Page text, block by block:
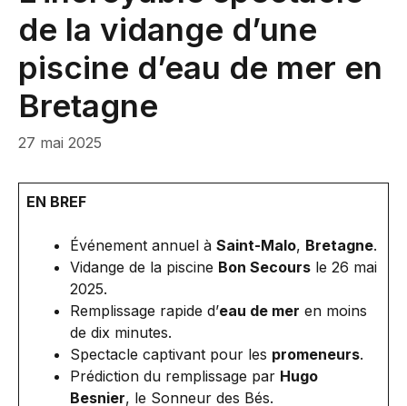
de la vidange d’une
piscine d’eau de mer en
Bretagne
27 mai 2025
EN BREF
Événement annuel à Saint-Malo, Bretagne.
Vidange de la piscine Bon Secours le 26 mai
2025.
Remplissage rapide d’eau de mer en moins
de dix minutes.
Spectacle captivant pour les promeneurs.
Prédiction du remplissage par Hugo
Besnier, le Sonneur des Bés.